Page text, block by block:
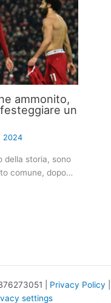
ammonito,
un
2024
della storia, sono
comune, dopo…
| Privacy Policy
settings